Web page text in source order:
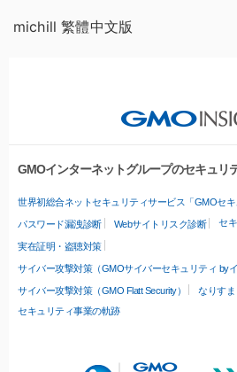
michill 繁體中文版
GMOインターネットグループのセキュリ
世界初総合ネットセキュリティサービス「GMOセキ
パスワード漏洩診断 Webサイトリスク診断 セ
実在証明・盗聴対策
サイバー攻撃対策（GMOサイバーセキュリティ byイ
サイバー攻撃対策（GMO Flatt Security）
なりす
セキュリティ事業の軌跡